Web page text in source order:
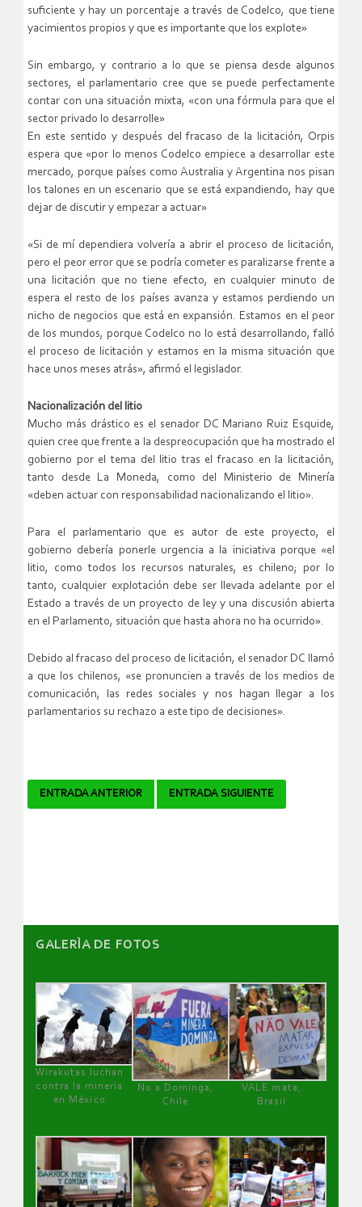
suficiente y hay un porcentaje a través de Codelco, que tiene
yacimientos propios y que es importante que los explote»
Sin embargo, y contrario a lo que se piensa desde algunos
sectores, el parlamentario cree que se puede perfectamente
contar con una situación mixta, «con una fórmula para que el
sector privado lo desarrolle»
En este sentido y después del fracaso de la licitación, Orpis
espera que «por lo menos Codelco empiece a desarrollar este
mercado, porque países como Australia y Argentina nos pisan
los talones en un escenario que se está expandiendo, hay que
dejar de discutir y empezar a actuar»
«Si de mí dependiera volvería a abrir el proceso de licitación,
pero el peor error que se podría cometer es paralizarse frente a
una licitación que no tiene efecto, en cualquier minuto de
espera el resto de los países avanza y estamos perdiendo un
nicho de negocios que está en expansión. Estamos en el peor
de los mundos, porque Codelco no lo está desarrollando, falló
el proceso de licitación y estamos en la misma situación que
hace unos meses atrás», afirmó el legislador.
Nacionalización del litio
Mucho más drástico es el senador DC Mariano Ruiz Esquide,
quien cree que frente a la despreocupación que ha mostrado el
gobierno por el tema del litio tras el fracaso en la licitación,
tanto desde La Moneda, como del Ministerio de Minería
«deben actuar con responsabilidad nacionalizando el litio».
Para el parlamentario que es autor de este proyecto, el
gobierno debería ponerle urgencia a la iniciativa porque «el
litio, como todos los recursos naturales, es chileno; por lo
tanto, cualquier explotación debe ser llevada adelante por el
Estado a través de un proyecto de ley y una discusión abierta
en el Parlamento, situación que hasta ahora no ha ocurrido».
Debido al fracaso del proceso de licitación, el senador DC llamó
a que los chilenos, «se pronuncien a través de los medios de
comunicación, las redes sociales y nos hagan llegar a los
parlamentarios su rechazo a este tipo de decisiones».
Navegador
ENTRADA ANTERIOR ENTRADA SIGUIENTE
GALERÌA DE FOTOS
Wirakutas luchan
contra la minería
en México
No a Dominga,
Chile
VALE mata,
Brasil